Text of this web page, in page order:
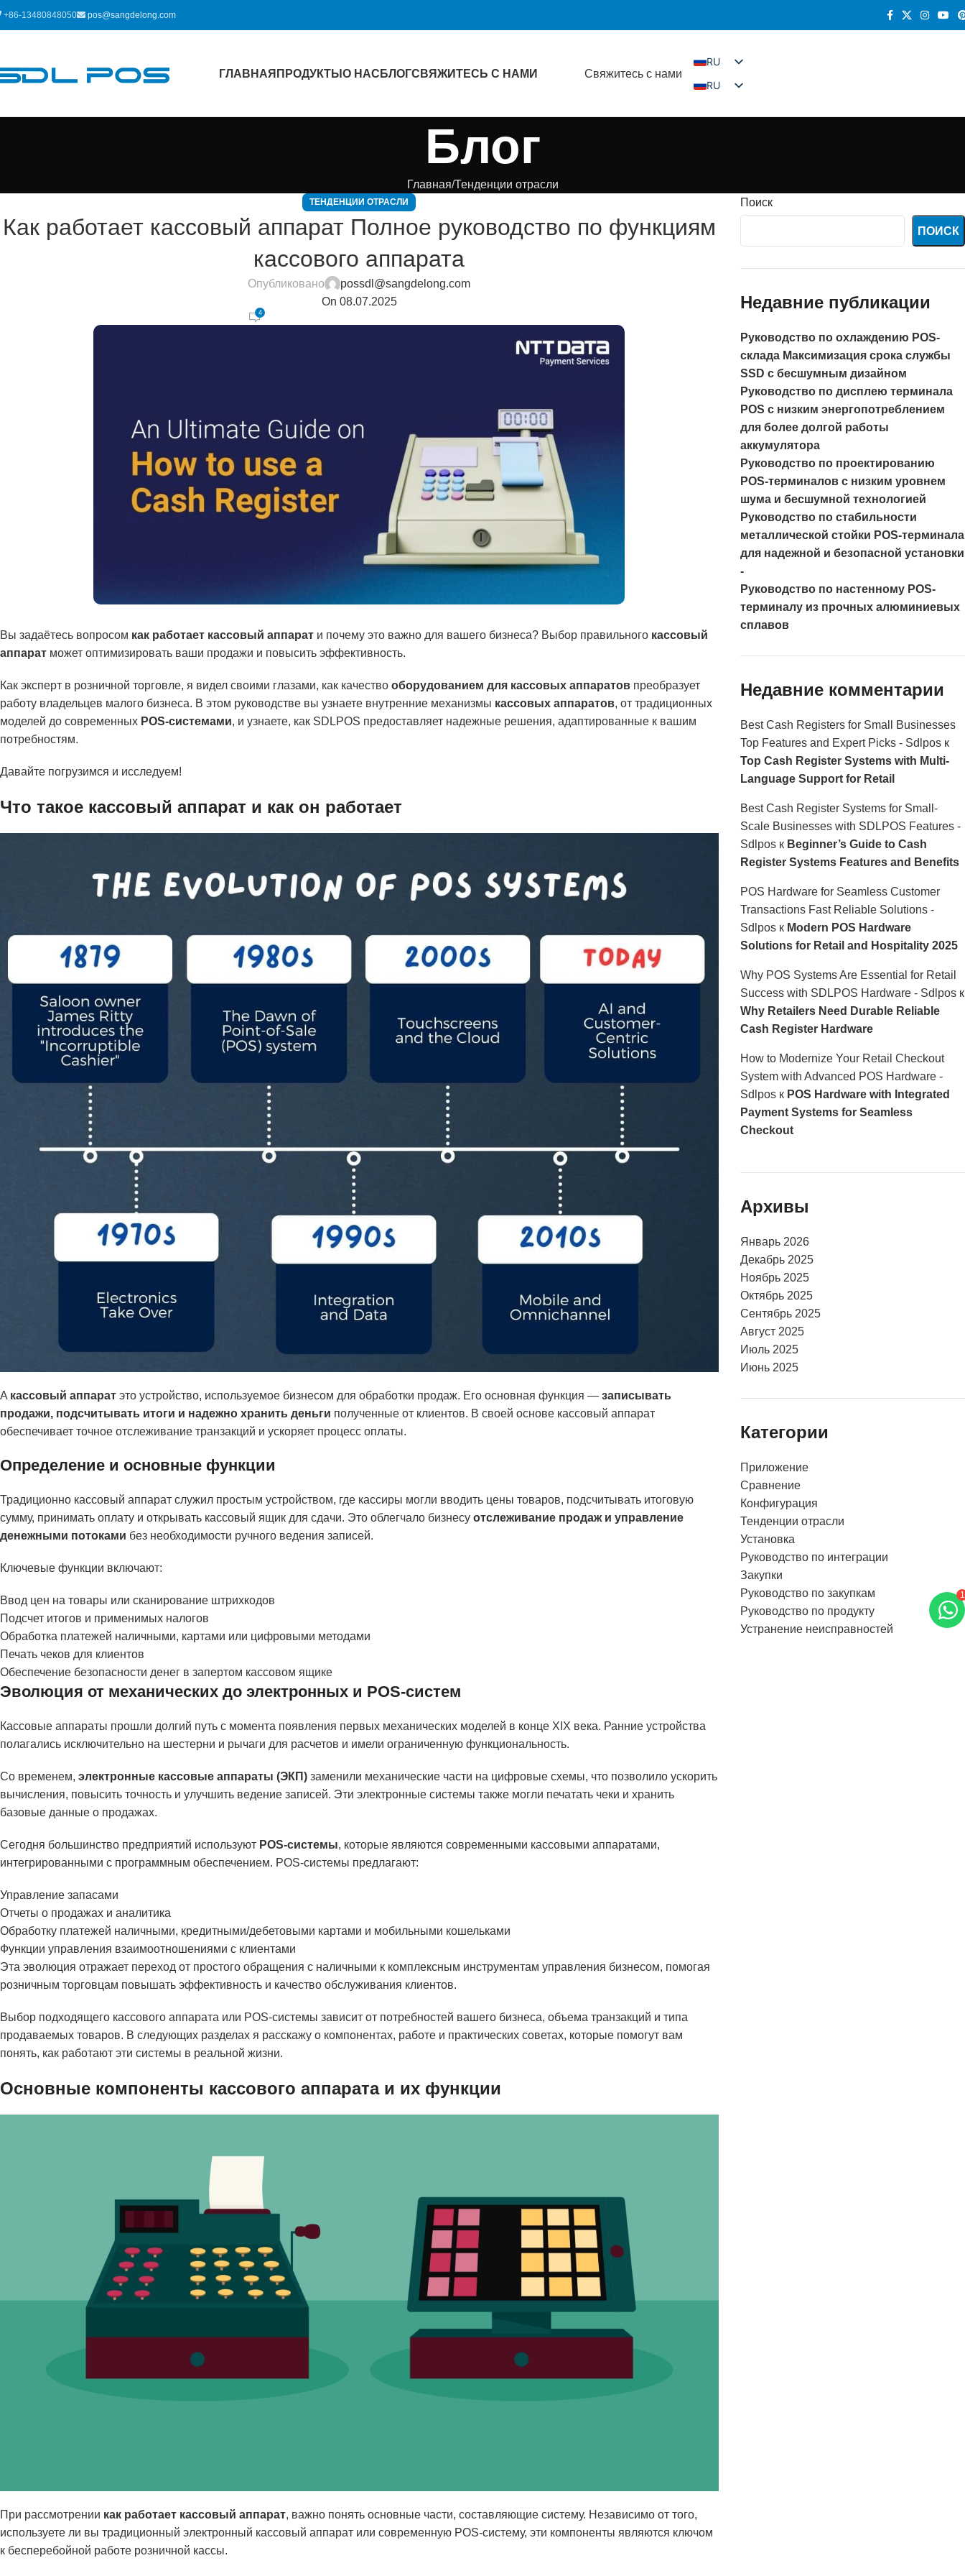
+86-13480848050 pos@sangdelong.com
ГЛАВНАЯ ПРОДУКТЫ О НАС БЛОГСВЯЖИТЕСЬ С НАМИ Свяжитесь с нами
RU
RU
Блог
Главная Тенденции отрасли
ТЕНДЕНЦИИ ОТРАСЛИ
Как работает кассовый аппарат Полное руководство по функциям
кассового аппарата
Опубликовано
possdl@sangdelong.com
On 08.07.2025
4
Вы задаётесь вопросом как работает кассовый аппарат и почему это важно для вашего бизнеса? Выбор правильного кассовый
аппарат может оптимизировать ваши продажи и повысить эффективность.
Как эксперт в розничной торговле, я видел своими глазами, как качество оборудованием для кассовых аппаратов преобразует
работу владельцев малого бизнеса. В этом руководстве вы узнаете внутренние механизмы кассовых аппаратов, от традиционных
моделей до современных POS-системами, и узнаете, как SDLPOS предоставляет надежные решения, адаптированные к вашим
потребностям.
Давайте погрузимся и исследуем!
Что такое кассовый аппарат и как он работает
A кассовый аппарат это устройство, используемое бизнесом для обработки продаж. Его основная функция — записывать
продажи, подсчитывать итоги и надежно хранить деньги полученные от клиентов. В своей основе кассовый аппарат
обеспечивает точное отслеживание транзакций и ускоряет процесс оплаты.
Определение и основные функции
Традиционно кассовый аппарат служил простым устройством, где кассиры могли вводить цены товаров, подсчитывать итоговую
сумму, принимать оплату и открывать кассовый ящик для сдачи. Это облегчало бизнесу отслеживание продаж и управление
денежными потоками без необходимости ручного ведения записей.
Ключевые функции включают:
Ввод цен на товары или сканирование штрихкодов
Подсчет итогов и применимых налогов
Обработка платежей наличными, картами или цифровыми методами
Печать чеков для клиентов
Обеспечение безопасности денег в запертом кассовом ящике
Эволюция от механических до электронных и POS-систем
Кассовые аппараты прошли долгий путь с момента появления первых механических моделей в конце XIX века. Ранние устройства
полагались исключительно на шестерни и рычаги для расчетов и имели ограниченную функциональность.
Со временем, электронные кассовые аппараты (ЭКП) заменили механические части на цифровые схемы, что позволило ускорить
вычисления, повысить точность и улучшить ведение записей. Эти электронные системы также могли печатать чеки и хранить
базовые данные о продажах.
Сегодня большинство предприятий используют POS-системы, которые являются современными кассовыми аппаратами,
интегрированными с программным обеспечением. POS-системы предлагают:
Управление запасами
Отчеты о продажах и аналитика
Обработку платежей наличными, кредитными/дебетовыми картами и мобильными кошельками
Функции управления взаимоотношениями с клиентами
Эта эволюция отражает переход от простого обращения с наличными к комплексным инструментам управления бизнесом, помогая
розничным торговцам повышать эффективность и качество обслуживания клиентов.
Выбор подходящего кассового аппарата или POS-системы зависит от потребностей вашего бизнеса, объема транзакций и типа
продаваемых товаров. В следующих разделах я расскажу о компонентах, работе и практических советах, которые помогут вам
понять, как работают эти системы в реальной жизни.
Основные компоненты кассового аппарата и их функции
При рассмотрении как работает кассовый аппарат, важно понять основные части, составляющие систему. Независимо от того,
используете ли вы традиционный электронный кассовый аппарат или современную POS-систему, эти компоненты являются ключом
к бесперебойной работе розничной кассы.
Поиск
ПОИСК
Недавние публикации
Руководство по охлаждению POS-
склада Максимизация срока службы
SSD с бесшумным дизайном
Руководство по дисплею терминала
POS с низким энергопотреблением
для более долгой работы
аккумулятора
Руководство по проектированию
POS-терминалов с низким уровнем
шума и бесшумной технологией
Руководство по стабильности
металлической стойки POS-терминала
для надежной и безопасной установки
-
Руководство по настенному POS-
терминалу из прочных алюминиевых
сплавов
Недавние комментарии
Best Cash Registers for Small Businesses
Top Features and Expert Picks - Sdlposк
Top Cash Register Systems with Multi-
Language Support for Retail
Best Cash Register Systems for Small-
Scale Businesses with SDLPOS Features -
Sdlposк Beginner’s Guide to Cash
Register Systems Features and Benefits
POS Hardware for Seamless Customer
Transactions Fast Reliable Solutions -
Sdlposк Modern POS Hardware
Solutions for Retail and Hospitality 2025
Why POS Systems Are Essential for Retail
Success with SDLPOS Hardware - Sdlposк
Why Retailers Need Durable Reliable
Cash Register Hardware
How to Modernize Your Retail Checkout
System with Advanced POS Hardware -
Sdlposк POS Hardware with Integrated
Payment Systems for Seamless
Checkout
Архивы
Январь 2026
Декабрь 2025
Ноябрь 2025
Октябрь 2025
Сентябрь 2025
Август 2025
Июль 2025
Июнь 2025
Категории
Приложение
Сравнение
Конфигурация
Тенденции отрасли
Установка
Руководство по интеграции
Закупки
Руководство по закупкам
Руководство по продукту
Устранение неисправностей
1